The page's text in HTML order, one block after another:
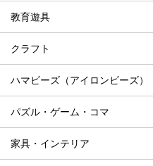
教育遊具
クラフト
ハマビーズ（アイロンビーズ）
パズル・ゲーム・コマ
家具・インテリア